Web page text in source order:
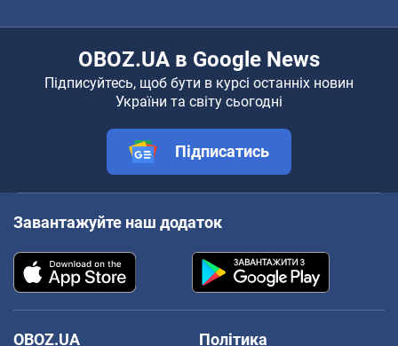
OBOZ.UA в Google News
Підписуйтесь, щоб бути в курсі останніх новин
України та світу сьогодні
Підписатись
Завантажуйте наш додаток
OBOZ.UA
Політика